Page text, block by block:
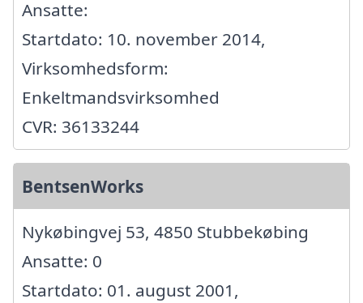
Ansatte:
Startdato: 10. november 2014,
Virksomhedsform:
Enkeltmandsvirksomhed
CVR: 36133244
BentsenWorks
Nykøbingvej 53, 4850 Stubbekøbing
Ansatte: 0
Startdato: 01. august 2001,